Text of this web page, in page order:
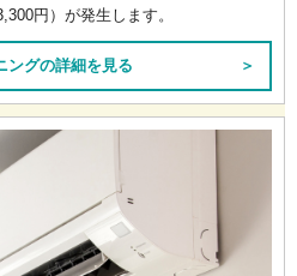
円）が発生します。
ングの詳細を見る ＞